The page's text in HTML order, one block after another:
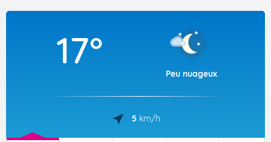
Articles
17°
Peu nuageux
5 km/h